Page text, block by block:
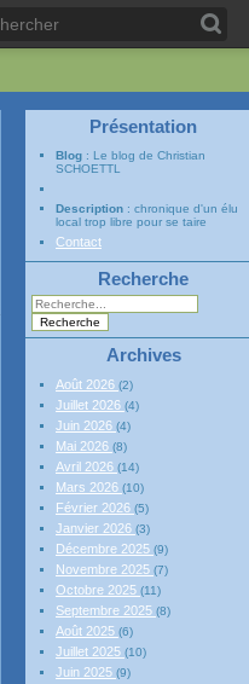
Présentation
Blog : Le blog de Christian
SCHOETTL
Description : chronique d'un élu
local trop libre pour se taire
Contact
Recherche
Archives
Août 2026 (2)
Juillet 2026 (4)
Juin 2026 (4)
Mai 2026 (8)
Avril 2026 (14)
Mars 2026 (10)
Février 2026 (5)
Janvier 2026 (3)
Décembre 2025 (9)
Novembre 2025 (7)
Octobre 2025 (11)
Septembre 2025 (8)
Août 2025 (6)
Juillet 2025 (10)
Juin 2025 (9)